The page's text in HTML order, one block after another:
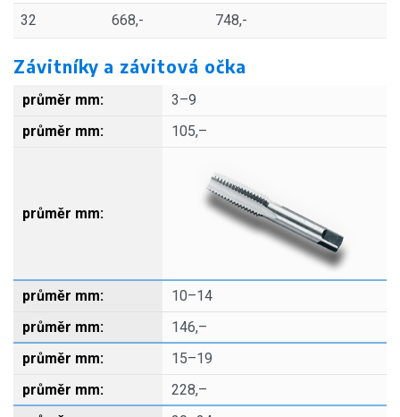
32 668,- 748,-
Závitníky a závitová očka
3–9
105,–
10–14
146,–
15–19
228,–